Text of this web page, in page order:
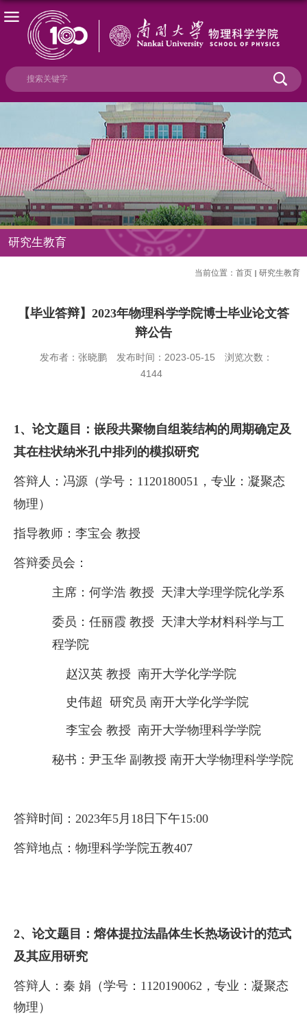
研究生教育
当前位置： 首页 研究生教育
【毕业答辩】2023年物理科学学院博士毕业论文答
辩公告
发布者：张晓鹏 发布时间：2023-05-15
浏览次数：
4144
1、论文题目： 嵌段共聚物自组装结构的周期确定及
其在柱状纳米孔中排列的模拟研究
答辩人： 冯源（学号： 1120180051 ，专业：凝聚态
物理）
指导教师： 李宝会 教授
答辩委员会：
主席： 何学浩 教授 天津大学理学院化学系
委员 ： 任丽霞 教授 天津大学材料科学与工
程学院
赵汉英 教授 南开大学化学学院
史伟超 研究员 南开大学化学学院
李宝会 教授 南开大学物理科学学院
秘书： 尹玉华 副教授 南开大学物理科学学院
答辩时间： 2023年5月 18 日下午15:00
答辩地点：物理科学学院五教407
2、论文题目： 熔体提拉法晶体生长热场设计的范式
及其应用研究
答辩人： 秦 娟（学号： 1120190062 ，专业：凝聚态
物理）